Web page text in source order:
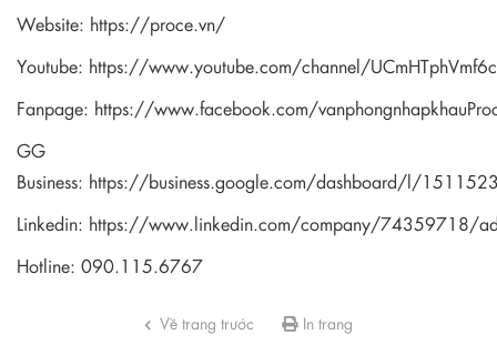
Website: https://proce.vn/
Youtube: https://www.youtube.com/channel/
Fanpage: https://www.facebook.com/
GG
Business: https://business.google.com/dashboard/l/
Linkedin: https://www.linkedin.com/company/74359718/
Hotline: 090.115.6767
Về trang trước In trang